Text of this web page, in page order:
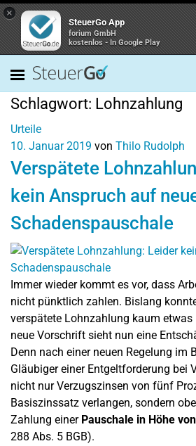
×
SteuerGo App
forium GmbH
kostenlos - In Google Play
Schlagwort: Lohnzahlung
Urteile
10. Januar 2019 von Thilo Rudolph
Verspätete
kein Anspruch auf
Schadenspauschale
Immer wieder kommt es vor, dass
nicht pünktlich zahlen. Bislang
verspätete Lohnzahlung kaum etwas
neue Vorschrift sieht nun eine
Denn nach einer neuen Regelung im
Gläubiger einer Entgeltforderung bei
nicht nur Verzugszinsen von fünf
Basiszinssatz verlangen, sondern
Zahlung einer Pauschale in Höhe
288 Abs. 5 BGB).